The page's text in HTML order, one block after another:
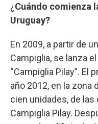
¿Cuándo comienza
Uruguay?
En 2009, a partir de
Campiglia, se lanza
“Campiglia Pilay”. El
año 2012, en la zona
cien unidades, de
Campiglia Pilay.